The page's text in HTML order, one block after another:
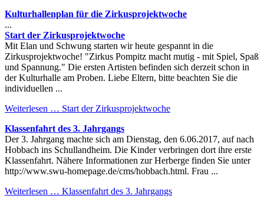
Kulturhallenplan für die Zirkusprojektwoche
...
Start der Zirkusprojektwoche
Mit Elan und Schwung starten wir heute gespannt in die
Zirkusprojektwoche! "Zirkus Pompitz macht mutig - mit Spiel, Spaß
und Spannung." Die ersten Artisten befinden sich derzeit schon in
der Kulturhalle am Proben. Liebe Eltern, bitte beachten Sie die
individuellen ...
Weiterlesen … Start der Zirkusprojektwoche
Klassenfahrt des 3. Jahrgangs
Der 3. Jahrgang machte sich am Dienstag, den 6.06.2017, auf nach
Hobbach ins Schullandheim. Die Kinder verbringen dort ihre erste
Klassenfahrt. Nähere Informationen zur Herberge finden Sie unter
http://www.swu-homepage.de/cms/hobbach.html. Frau ...
Weiterlesen … Klassenfahrt des 3. Jahrgangs